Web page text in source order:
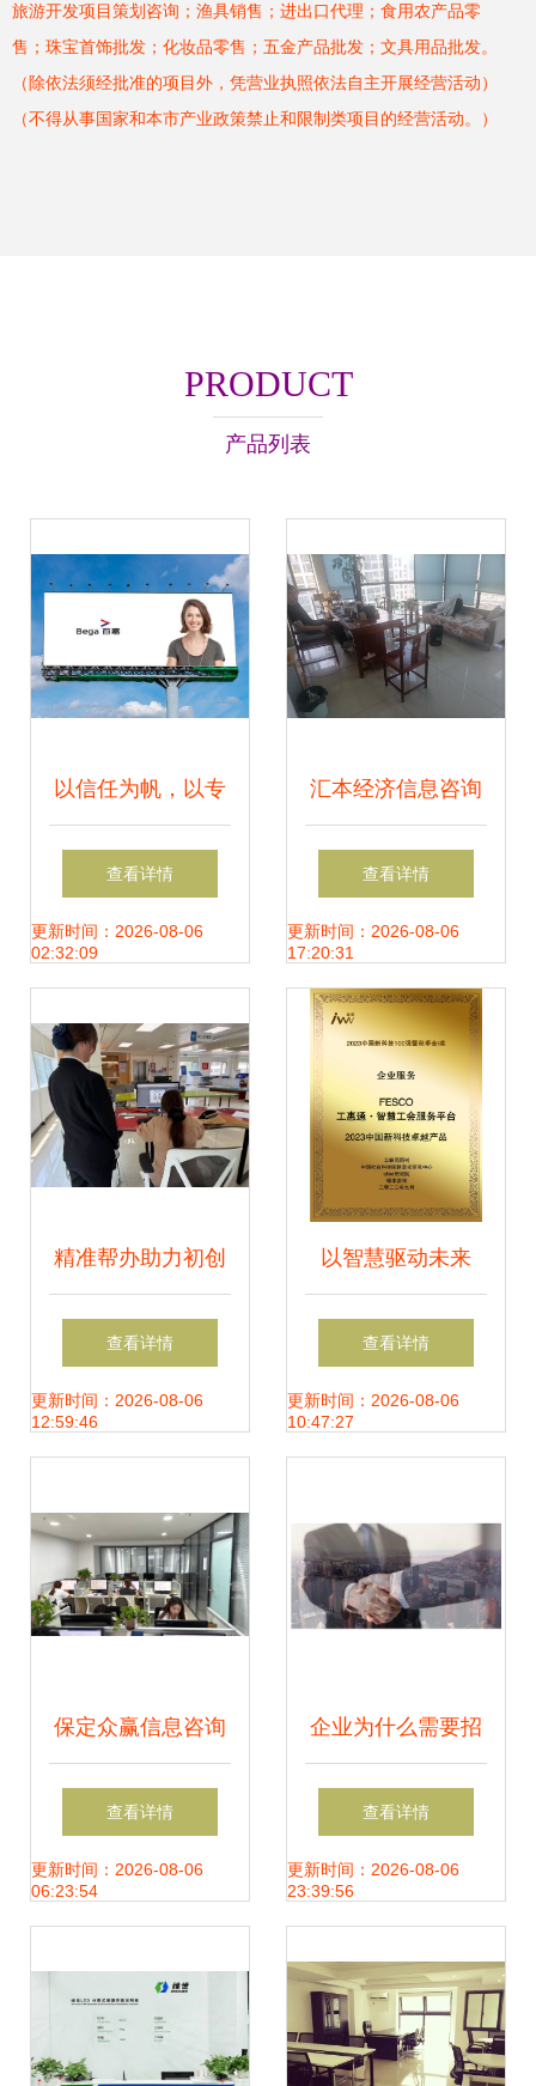
旅游开发项目策划咨询；渔具销售；进出口代理；食用农产品零
售；珠宝首饰批发；化妆品零售；五金产品批发；文具用品批发。
（除依法须经批准的项目外，凭营业执照依法自主开展经营活动）
（不得从事国家和本市产业政策禁止和限制类项目的经营活动。）
PRODUCT
产品列表
以信任为帆，以专
业为桨——张运祥
的信息科技服务之
查看详情
更新时间：2026-08-06
02:32:09
汇本经济信息咨询
为企业与投资者赋
能的信息服务专家
查看详情
更新时间：2026-08-06
17:20:31
精准帮办助力初创
企业顺利落户 临沂
市兰山区行政审批
境的创新实践
查看详情
更新时间：2026-08-06
12:59:46
以智慧驱动未来
FESCO工惠通荣获
2023中国新科技卓
会组织变革
查看详情
更新时间：2026-08-06
10:47:27
保定众赢信息咨询
服务 专业助力，成
就未来
查看详情
更新时间：2026-08-06
06:23:54
企业为什么需要招
商外包服务？——
广州蓝奥信息科技
查看详情
更新时间：2026-08-06
23:39:56